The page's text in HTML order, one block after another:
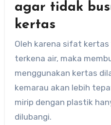
agar tidak
kertas
Oleh karena sifat
terkena air, maka
menggunakan kertas
kemarau akan lebih
mirip dengan plastik
dilubangi.